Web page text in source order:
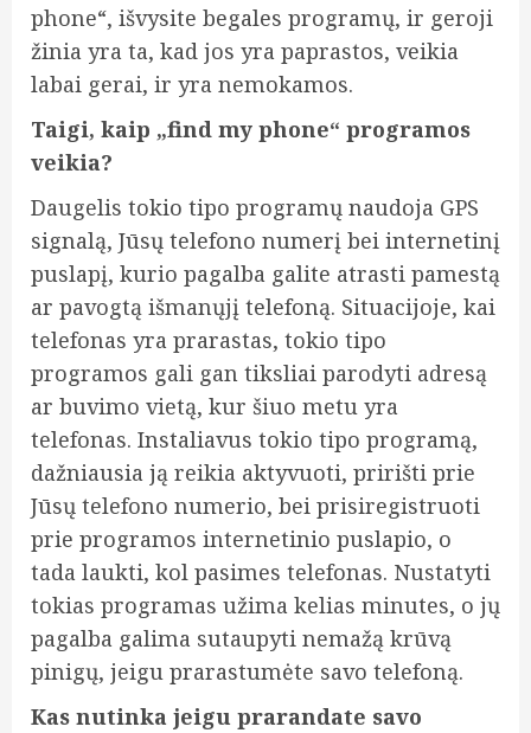
phone“, išvysite begales programų, ir geroji
žinia yra ta, kad jos yra paprastos, veikia
labai gerai, ir yra nemokamos.
Taigi, kaip „find my phone“ programos
veikia?
Daugelis tokio tipo programų naudoja GPS
signalą, Jūsų telefono numerį bei internetinį
puslapį, kurio pagalba galite atrasti pamestą
ar pavogtą išmanųjį telefoną. Situacijoje, kai
telefonas yra prarastas, tokio tipo
programos gali gan tiksliai parodyti adresą
ar buvimo vietą, kur šiuo metu yra
telefonas. Instaliavus tokio tipo programą,
dažniausia ją reikia aktyvuoti, pririšti prie
Jūsų telefono numerio, bei prisiregistruoti
prie programos internetinio puslapio, o
tada laukti, kol pasimes telefonas. Nustatyti
tokias programas užima kelias minutes, o jų
pagalba galima sutaupyti nemažą krūvą
pinigų, jeigu prarastumėte savo telefoną.
Kas nutinka jeigu prarandate savo